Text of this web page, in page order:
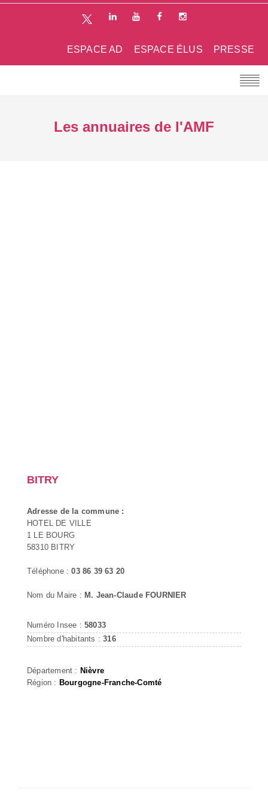
PRESSE
ESPACE ÉLUS
ESPACE AD
Les annuaires de l'AMF
BITRY
Adresse de la commune :
HOTEL DE VILLE
1 LE BOURG
58310 BITRY
Téléphone :03 86 39 63 20
Nom du Maire : M. Jean-Claude FOURNIER
Numéro Insee : 58033
Nombre d'habitants :316
Département : Nièvre
Région : Bourgogne-Franche-Comté